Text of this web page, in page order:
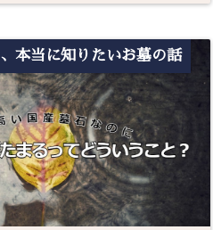
本当に知りたいお墓の話